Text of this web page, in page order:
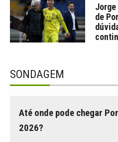
de
SONDAGEM
Até onde pode chegar
2026?